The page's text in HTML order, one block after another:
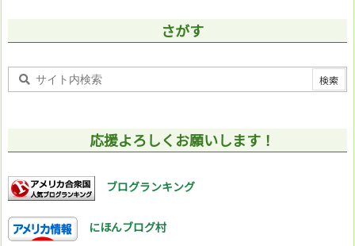
さがす
応援よろしくお願いします！
ブログランキング
にほんブログ村